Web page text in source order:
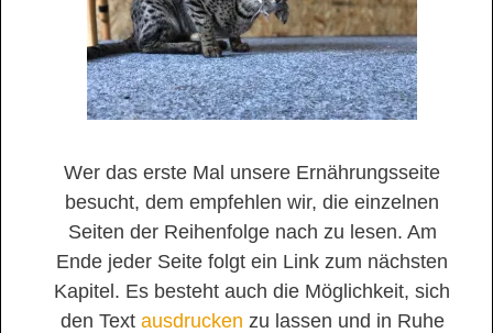
Wer das erste Mal unsere Ernährungsseite
besucht, dem empfehlen wir, die einzelnen
Seiten der Reihenfolge nach zu lesen. Am
Ende jeder Seite folgt ein Link zum nächsten
Kapitel. Es besteht auch die Möglichkeit, sich
den Text ausdrucken zu lassen und in Ruhe